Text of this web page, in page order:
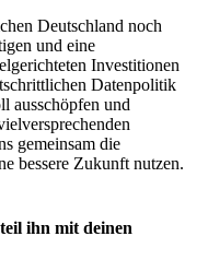
Deutschland noch
und eine
Investitionen
Datenpolitik
ausschöpfen und
gemeinsam die
bessere Zukunft nutzen.
ihn mit deinen